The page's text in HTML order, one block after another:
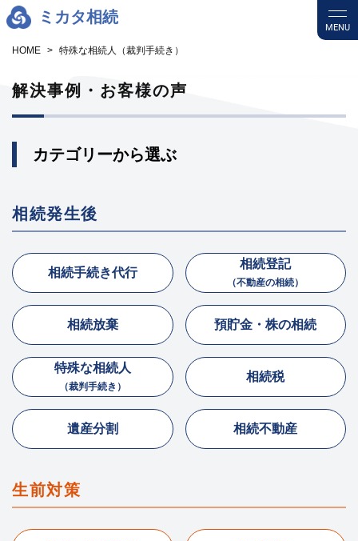
ミカタ相続
MENU
HOME 特殊な相続人（裁判手続き）
解決事例・お客様の声
カテゴリーから選ぶ
相続発生後
相続手続き代行
相続登記
（不動産の相続）
相続放棄 預貯金・株の相続
特殊な相続人
（裁判手続き）
相続税
遺産分割 相続不動産
生前対策